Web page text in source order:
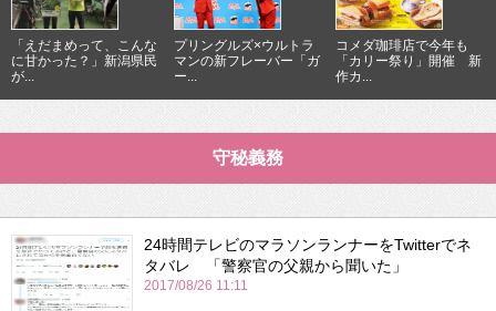
「えだまめって、こんな
に甘かった？」新潟県民
が...
プリングルズ×ウルトラ
マンの新フレーバー「ガ
ー...
コメダ珈琲店で今年も
「カリー祭り」開催 新
作カ...
守秘義務
24時間テレビのマラソンランナーをTwitterでネ
タバレ 「警察官の父親から聞いた」
2017/08/26 11:11